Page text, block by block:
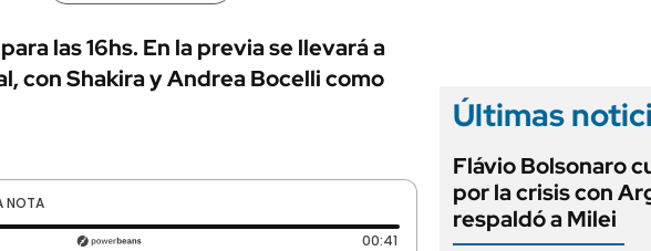
AUTOS
las 16hs. En la previa se llevará a
con Shakira y Andrea Bocelli como
NOTA
0 segundos 00:41 Duración: 41 segundos
Últimas
Flávio Bolsonaro
por la crisis con
respaldó a Milei